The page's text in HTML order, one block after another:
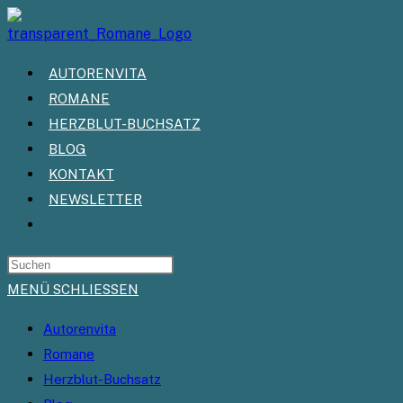
Zum
Inhalt
springenAUTORENVITA
ROMANE
HERZBLUT-BUCHSATZ
BLOG
KONTAKT
NEWSLETTER
UMSCHALTEN
MENÜ SCHLIESSEN
Autorenvita
Romane
Herzblut-Buchsatz